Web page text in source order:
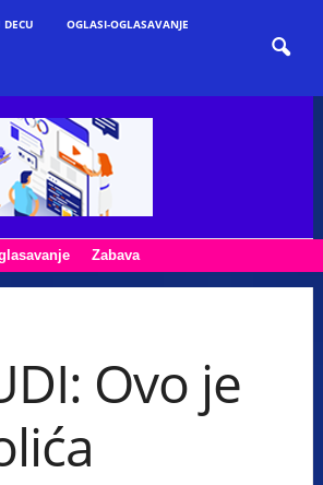
OGLASI-OGLASAVANJE
Zabava
Ovo je